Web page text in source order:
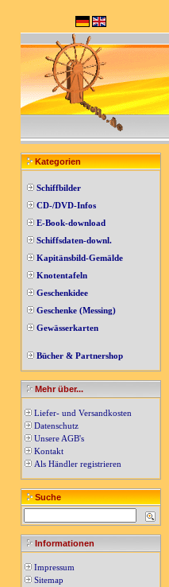
Kategorien
Schiffbilder
CD-/DVD-Infos
E-Book-download
Schiffsdaten-downl.
Kapitänsbild-Gemälde
Knotentafeln
Geschenkidee
Geschenke (Messing)
Gewässerkarten
Bücher & Partnershop
Mehr über...
Liefer- und Versandkosten
Datenschutz
Unsere AGB's
Kontakt
Als Händler registrieren
Suche
Informationen
Impressum
Sitemap